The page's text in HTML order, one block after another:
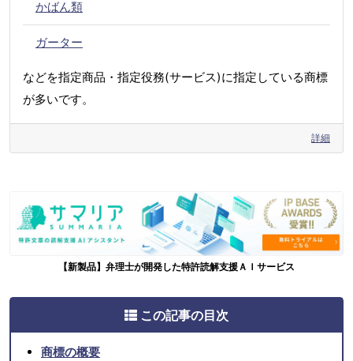
かばん類
ガーター
などを指定商品・指定役務(サービス)に指定している商標
が多いです。
詳細
【新製品】弁理士が開発した特許読解支援ＡＩサービス
この記事の目次
商標の概要